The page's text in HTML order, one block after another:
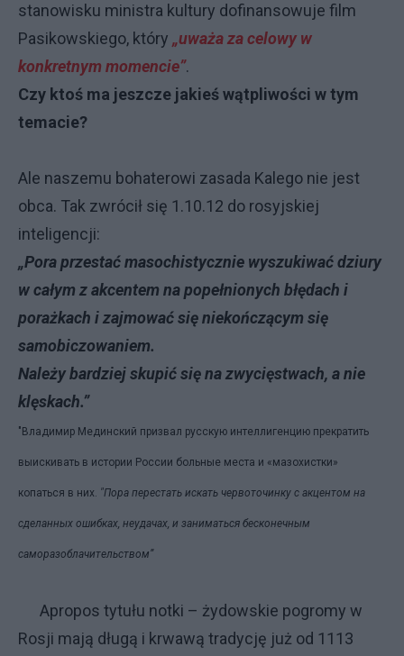
stanowisku ministra kultury dofinansowuje film
Pasikowskiego, który „uważa za celowy w
konkretnym momencie”.
Czy ktoś ma jeszcze jakieś wątpliwości w tym
temacie?
Ale naszemu bohaterowi zasada Kalego nie jest
obca. Tak zwrócił się 1.10.12 do rosyjskiej
inteligencji:
„Pora przestać masochistycznie wyszukiwać dziury
w całym z akcentem na popełnionych błędach i
porażkach i zajmować się niekończącym się
samobiczowaniem.
Należy bardziej skupić się na zwycięstwach, a nie
klęskach.”
"Владимир Мединский призвал русскую интеллигенцию прекратить
выискивать в истории России больные места и «мазохистки»
копаться в них. "Пора перестать искать червоточинку с акцентом на
сделанных ошибках, неудачах, и заниматься бесконечным
саморазоблачительством”
Apropos tytułu notki – żydowskie pogromy w
Rosji mają długą i krwawą tradycję już od 1113